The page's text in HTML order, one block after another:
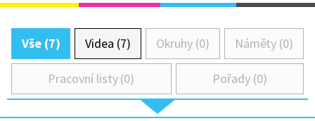
Vše (7) Videa (7) Okruhy (0) Náměty (0)
Pracovní listy (0) Pořady (0)